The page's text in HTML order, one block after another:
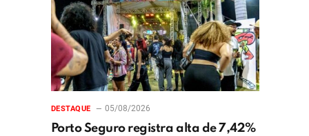
DESTAQUE 05/08/2026
Porto Seguro registra alta de 7,42%